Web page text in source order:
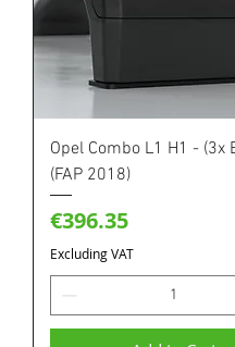
Opel Combo L1 H1 - (3x
(FAP 2018)
Price
€396.35
Excluding VAT